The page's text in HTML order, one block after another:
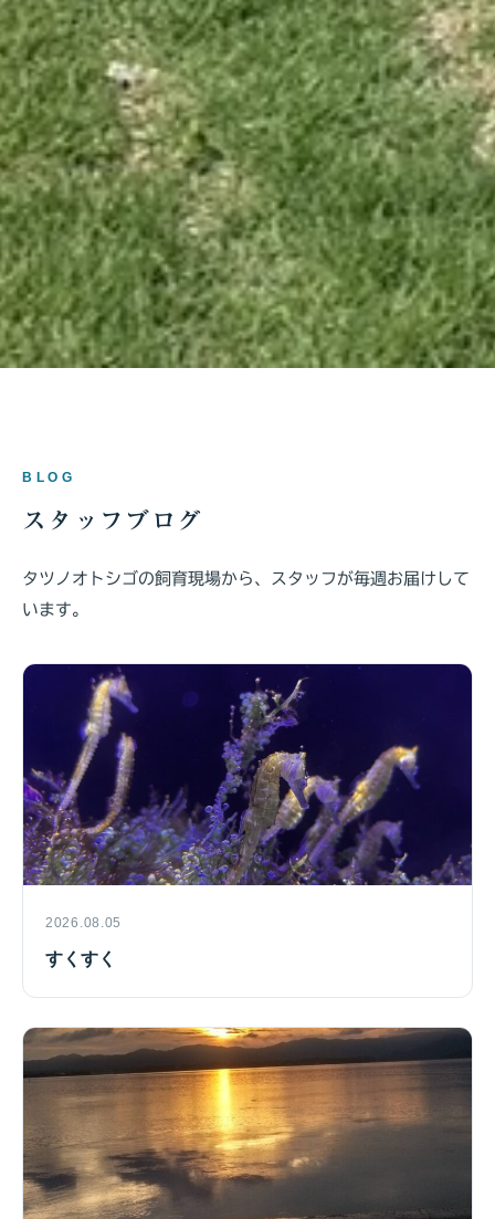
BLOG
スタッフブログ
タツノオトシゴの飼育現場から、スタッフが毎週お届けして
います。
2026.08.05
すくすく